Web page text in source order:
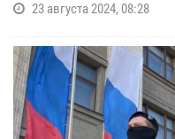
23 августа 2024, 08:28